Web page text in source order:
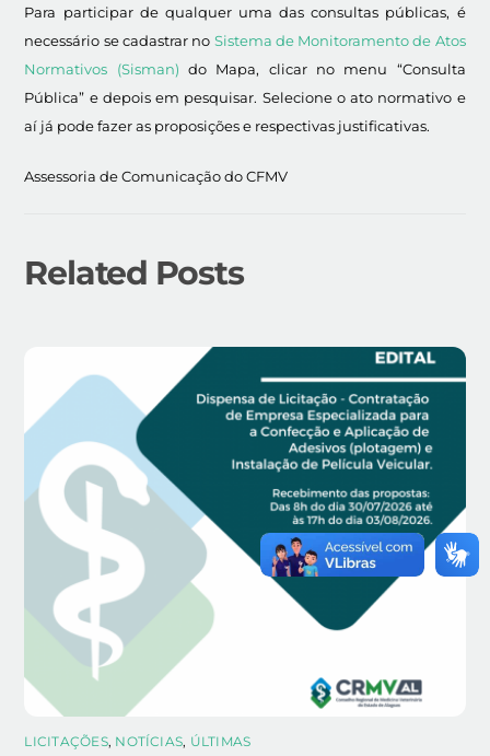
Para participar de qualquer uma das consultas públicas, é
necessário se cadastrar no Sistema de Monitoramento de Atos
Normativos (Sisman) do Mapa, clicar no menu “Consulta
Pública” e depois em pesquisar. Selecione o ato normativo e
aí já pode fazer as proposições e respectivas justificativas.
Assessoria de Comunicação do CFMV
Related Posts
LICITAÇÕES, NOTÍCIAS, ÚLTIMAS